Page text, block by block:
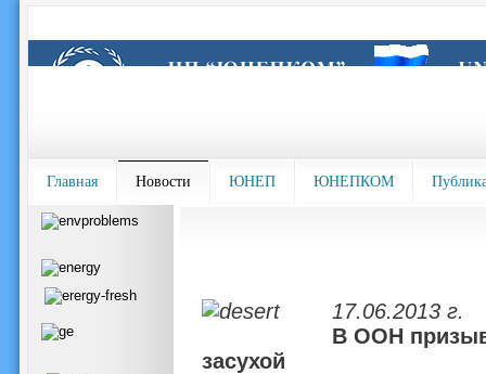
Главная Новости ЮНЕП ЮНЕПКОМ
17.06.2013 г.
В ООН
засухой